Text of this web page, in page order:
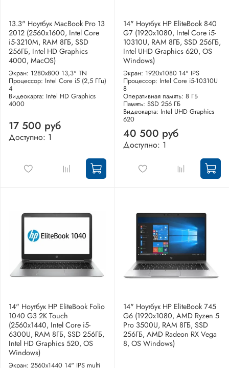
13.3" Ноутбук MacBook Pro 13
2012 (2560x1600, Intel Core
i5-3210M, RAM 8ГБ, SSD
256ГБ, Intel HD Graphics
4000, MacOS)
Экран: 1280x800 13,3" TN
Процессор: Intel Core i5 (2,5 ГГц)
4
Видеокарта: Intel HD Graphics
4000
17 500 руб
Доступно: 1
14" Ноутбук HP EliteBook 840
G7 (1920x1080, Intel Core i5-
10310U, RAM 8ГБ, SSD 256ГБ,
Intel UHD Graphics 620, OS
Windows)
Экран: 1920x1080 14" IPS
Процессор: Intel Core i5-10310U
8
Оперативная память: 8 ГБ
Память: SSD 256 ГБ
Видеокарта: Intel UHD Graphics
620
40 500 руб
Доступно: 1
14" Ноутбук HP EliteBook Folio
1040 G3 2K Touch
(2560x1440, Intel Core i5-
6300U, RAM 8ГБ, SSD 256ГБ,
Intel HD Graphics 520, OS
Windows)
Экран: 2560x1440 14" IPS multi
14" Ноутбук HP EliteBook 745
G6 (1920x1080, AMD Ryzen 5
Pro 3500U, RAM 8ГБ, SSD
256ГБ, AMD Radeon RX Vega
8, OS Windows)